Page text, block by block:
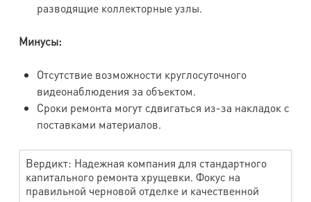
разводящие коллекторные узлы.
Минусы:
Отсутствие возможности круглосуточного
видеонаблюдения за объектом.
Сроки ремонта могут сдвигаться из-за накладок с
поставками материалов.
Вердикт: Надежная компания для стандартного
капитального ремонта хрущевки. Фокус на
правильной черновой отделке и качественной